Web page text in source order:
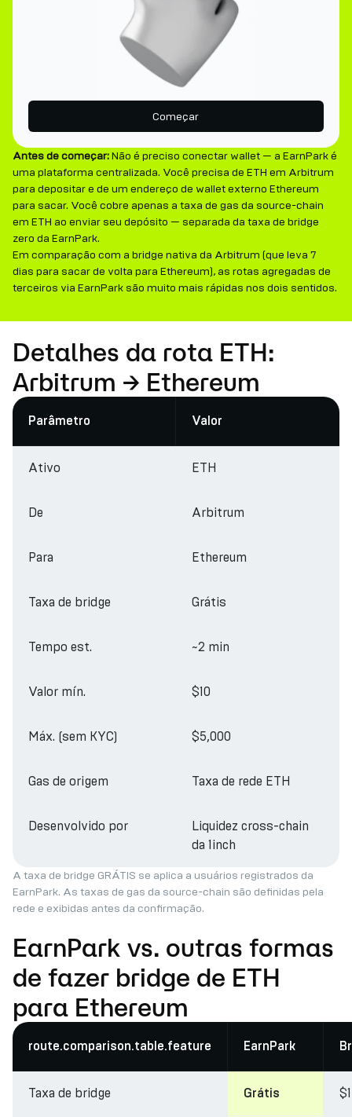
Começar
Antes de começar:Não é preciso conectar wallet — a EarnPark é
uma plataforma centralizada. Você precisa de ETH em Arbitrum
para depositar e de um endereço de wallet externo Ethereum
para sacar. Você cobre apenas a taxa de gas da source-chain
em ETH ao enviar seu depósito — separada da taxa de bridge
zero da EarnPark.
Em comparação com a bridge nativa da Arbitrum (que leva 7
dias para sacar de volta para Ethereum), as rotas agregadas de
terceiros via EarnPark são muito mais rápidas nos dois sentidos.
Detalhes da rota ETH:
Arbitrum → Ethereum
Parâmetro Valor
Ativo ETH
De Arbitrum
Para Ethereum
Taxa de bridge Grátis
Tempo est. ~2 min
Valor mín. $10
Máx. (sem KYC) $5,000
Gas de origem Taxa de rede ETH
Desenvolvido por
Liquidez cross-chain
da 1inch
A taxa de bridge GRÁTIS se aplica a usuários registrados da
EarnPark. As taxas de gas da source-chain são definidas pela
rede e exibidas antes da confirmação.
EarnPark vs. outras formas
de fazer bridge de ETH
para Ethereum
route.comparison.table.feature EarnPark
Taxa de bridge Grátis